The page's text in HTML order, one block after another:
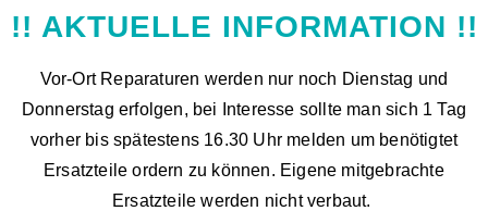
!! AKTUELLE INFORMATION !!
Vor-Ort Reparaturen werden nur noch Dienstag und
Donnerstag erfolgen, bei Interesse sollte man sich 1 Tag
vorher bis spätestens 16.30 Uhr melden um benötigtet
Ersatzteile ordern zu können. Eigene mitgebrachte
Ersatzteile werden nicht verbaut.